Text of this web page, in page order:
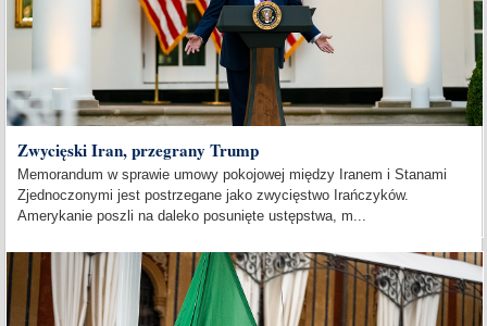
Zwycięski Iran, przegrany Trump
Memorandum w sprawie umowy pokojowej między Iranem i Stanami
Zjednoczonymi jest postrzegane jako zwycięstwo Irańczyków.
Amerykanie poszli na daleko posunięte ustępstwa, m...